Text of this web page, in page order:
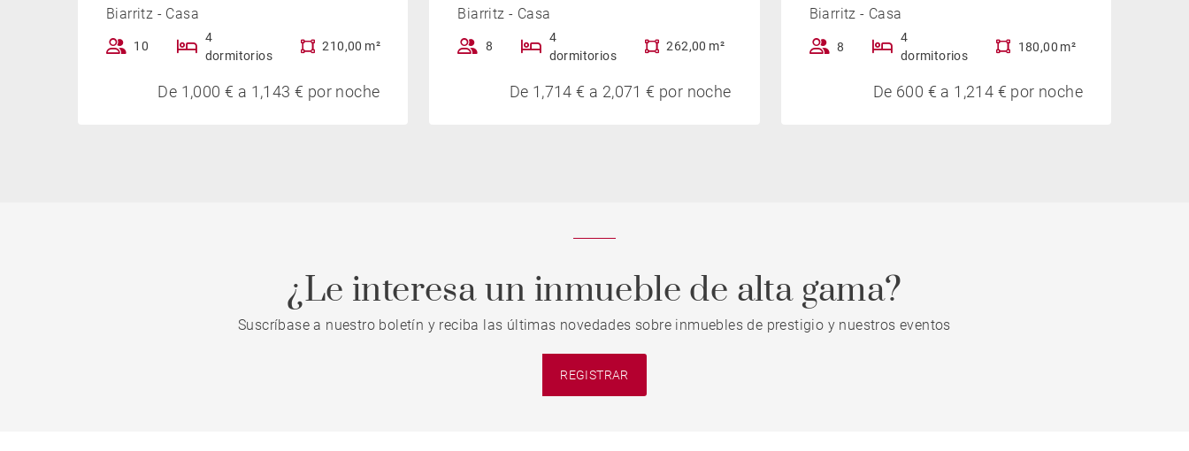
Biarritz - Casa
10
4
dormitorios
210,00 m²
De 1,000 € a 1,143 € por noche
Biarritz - Casa
8
4
dormitorios
262,00 m²
De 1,714 € a 2,071 € por noche
Biarritz - Casa
8
4
dormitorios
180,00 m²
De 600 € a 1,214 € por noche
¿Le interesa un inmueble de alta gama?
Suscríbase a nuestro boletín y reciba las últimas novedades sobre inmuebles de prestigio y nuestros eventos
REGISTRAR